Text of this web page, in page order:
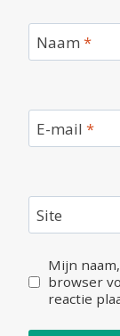
Naam *
E-mail *
Site
Mijn
browser
reactie